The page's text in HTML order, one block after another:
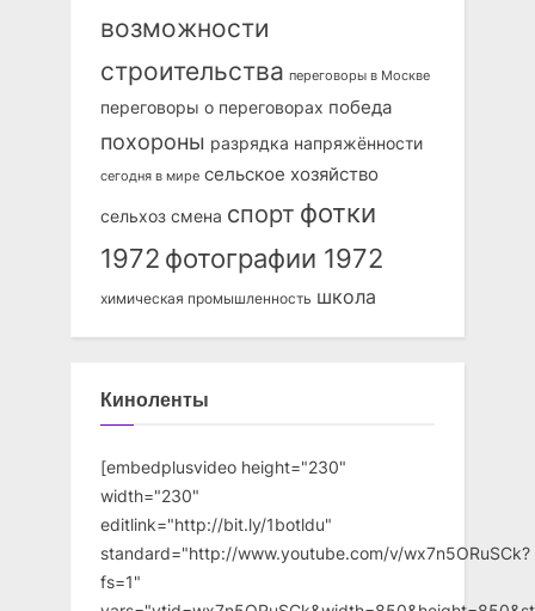
возможности
строительства переговоры в Москве
переговоры о переговорах победа
похороны разрядка напряжённости
сегодня в мире сельское хозяйство
сельхоз смена спорт фотки
1972 фотографии 1972
химическая промышленность школа
Киноленты
[embedplusvideo height="230"
width="230"
editlink="http://bit.ly/1botldu"
standard="http://www.youtube.com/v/wx7n5ORuSCk?
fs=1"